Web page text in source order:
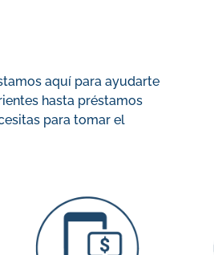
aquí para ayudarte
hasta préstamos
para tomar el